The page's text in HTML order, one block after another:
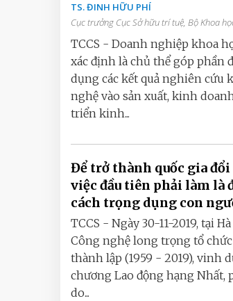
TS. ĐINH HỮU PHÍ
Cục trưởng Cục Sở hữu trí tuệ, Bộ Khoa
TCCS - Doanh nghiệp khoa
xác định là chủ thể góp phần
dụng các kết quả nghiên cứu
nghệ vào sản xuất, kinh
triển kinh...
Để trở thành quốc gia
việc đầu tiên phải làm là
cách trọng dụng con
TCCS - Ngày 30-11-2019, tại
Công nghệ long trọng tổ
thành lập (1959 - 2019), vinh
chương Lao động hạng Nhất,
do...